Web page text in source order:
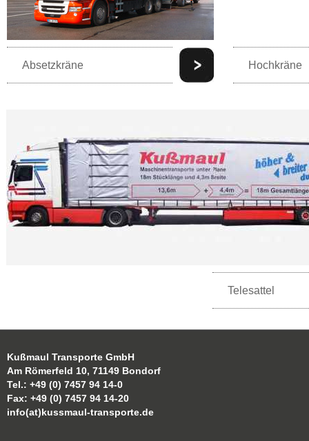
Absetzkräne Hochkräne
Telesattel
Kußmaul Transporte GmbH
Am Römerfeld 10, 71149 Bondorf
Tel.: +49 (0) 7457 94 14-0
Fax: +49 (0) 7457 94 14-20
info(at)kussmaul-transporte.de